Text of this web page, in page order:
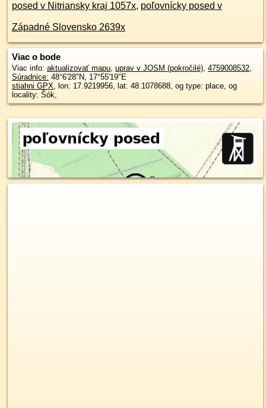
posed v Nitriansky kraj 1057x, poľovnícky posed v
Západné Slovensko 2639x
Viac o bode
Viac info: aktualizovať mapu, uprav v JOSM (pokročilé), 4759008532,
Súradnice: 48°6'28"N, 17°55'19"E
stiahni GPX, lon: 17.9219956, lat: 48.1078688, og type: place, og
locality: Šók,